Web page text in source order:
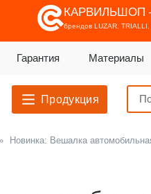
КАРВИЛЬШОП
брендов LUZAR, TRIALLI,
Гарантия Материалы
Продукция
Новинка: Вешалка